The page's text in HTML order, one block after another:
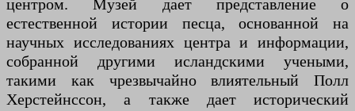
центром. Музей дает представление о
естественной истории песца, основанной на
научных исследованиях центра и информации,
собранной другими исландскими учеными,
такими как чрезвычайно влиятельный Полл
Херстейнссон, а также дает исторический